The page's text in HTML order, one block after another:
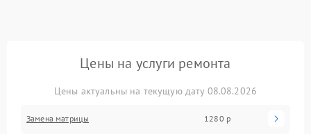
Цены на услуги ремонта
Цены актуальны на текущую дату 08.08.2026
Замена матрицы 1280 р